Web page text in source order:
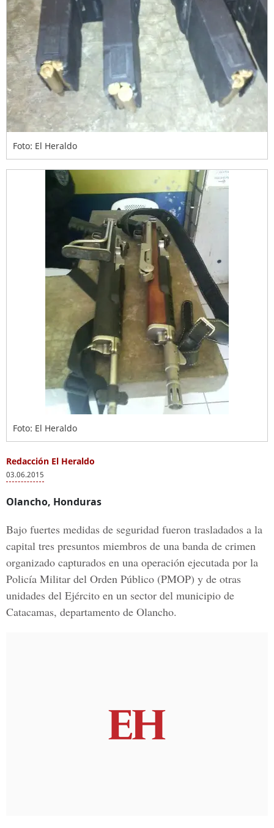
Foto: El Heraldo
Foto: El Heraldo
Redacción El Heraldo
03.06.2015
Olancho, Honduras
Bajo fuertes medidas de seguridad fueron trasladados a la
capital tres presuntos miembros de una banda de crimen
organizado capturados en una operación ejecutada por la
Policía Militar del Orden Público (PMOP) y de otras
unidades del Ejército en un sector del municipio de
Catacamas, departamento de Olancho.